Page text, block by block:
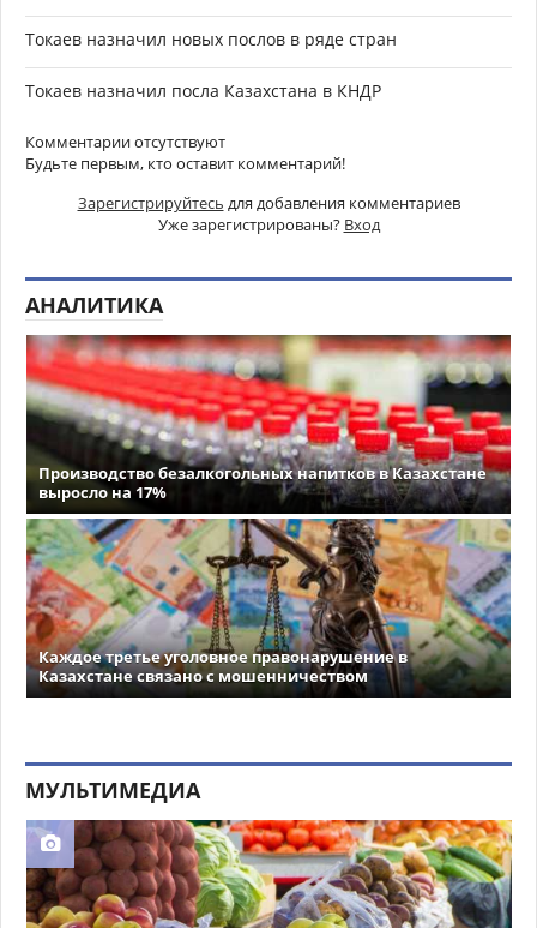
Токаев назначил новых послов в ряде стран
Токаев назначил посла Казахстана в КНДР
Комментарии отсутствуют
Будьте первым, кто оставит комментарий!
Зарегистрируйтесь для добавления комментариев
Уже зарегистрированы? Вход
АНАЛИТИКА
Производство безалкогольных напитков в Казахстане
выросло на 17%
Каждое третье уголовное правонарушение в
Казахстане связано с мошенничеством
МУЛЬТИМЕДИА